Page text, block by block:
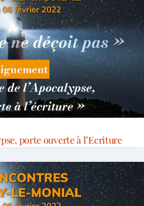
porte ouverte à l’Ecriture